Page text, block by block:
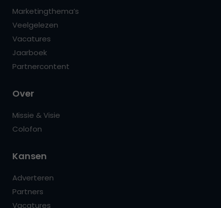
Marketingthema’s
Veelgelezen
Vacatures
Jaarboek
Partnercontent
Over
Missie & Visie
Colofon
Kansen
Adverteren
Partners
Vacatures